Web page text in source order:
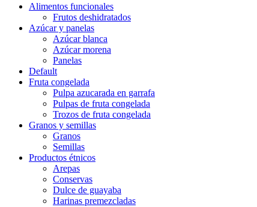
Alimentos funcionales
Frutos deshidratados
Azúcar y panelas
Azúcar blanca
Azúcar morena
Panelas
Default
Fruta congelada
Pulpa azucarada en garrafa
Pulpas de fruta congelada
Trozos de fruta congelada
Granos y semillas
Granos
Semillas
Productos étnicos
Arepas
Conservas
Dulce de guayaba
Harinas premezcladas